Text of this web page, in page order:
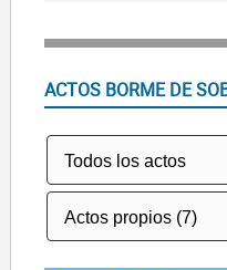
ACTOS BORME DE